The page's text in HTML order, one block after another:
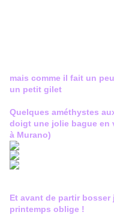
mais comme il fait un
un petit gilet
Quelques améthystes
doigt une jolie bague en
à Murano)
Et avant de partir
printemps oblige !